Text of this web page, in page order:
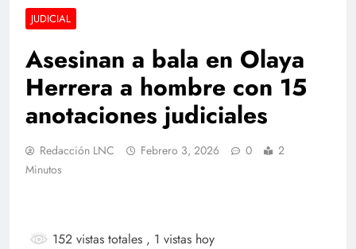
JUDICIAL
Asesinan a bala en Olaya
Herrera a hombre con 15
anotaciones judiciales
Redacción LNC Febrero 3, 2026 0
2
Minutos
152 vistas totales , 1 vistas hoy